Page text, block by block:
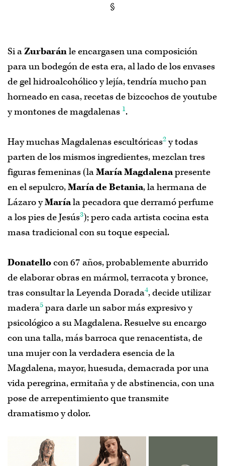
Si aZurbaránle encargasen una composición
para un bodegón de esta era, al lado de los envases
de gel hidroalcohólico y lejía, tendría mucho pan
horneado en casa, recetas de bizcochos de youtube
y montones de magdalenas 1.
Hay muchas Magdalenas escultóricas2y todas
parten de los mismos ingredientes, mezclan tres
figuras femeninas (laMaría Magdalenapresente
en el sepulcro,María de Betania, la hermana de
Lázaro yMaríala pecadora que derramó perfume
a los pies de Jesús3); pero cada artista cocina esta
masa tradicional con su toque especial.
Donatellocon 67 años, probablemente aburrido
de elaborar obras en mármol, terracota y bronce,
tras consultar la Leyenda Dorada4, decide utilizar
madera5 para darle un sabor más expresivo y
psicológico a su Magdalena. Resuelve su encargo
con una talla, más barroca que renacentista, de
una mujer con la verdadera esencia de la
Magdalena, mayor, huesuda, demacrada por una
vida peregrina, ermitaña y de abstinencia, con una
pose de arrepentimiento que transmite
dramatismo y dolor.
Puedes escribirme uncorreo,suscribirte al boletín de noticias
Twitter Facebook Pinterest